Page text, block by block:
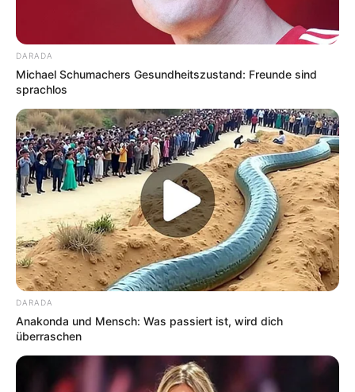
DARADA
Michael Schumachers Gesundheitszustand: Freunde sind
sprachlos
DARADA
Anakonda und Mensch: Was passiert ist, wird dich
überraschen